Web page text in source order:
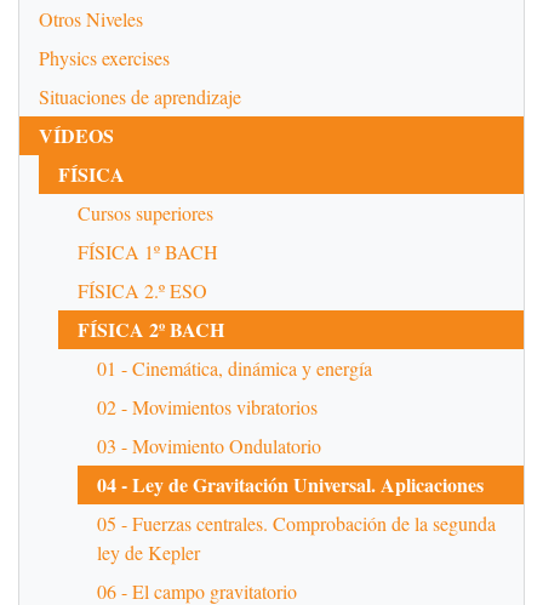
Otros Niveles
Physics exercises
Situaciones de aprendizaje
VÍDEOS
FÍSICA
Cursos superiores
FÍSICA 1º BACH
FÍSICA 2.º ESO
FÍSICA 2º BACH
01 - Cinemática, dinámica y energía
02 - Movimientos vibratorios
03 - Movimiento Ondulatorio
04 - Ley de Gravitación Universal. Aplicaciones
05 - Fuerzas centrales. Comprobación de la segunda
ley de Kepler
06 - El campo gravitatorio